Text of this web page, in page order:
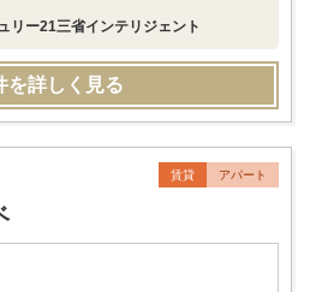
リー21三省インテリジェント
を詳しく見る
賃貸 アパート